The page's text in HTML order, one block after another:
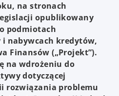
na stronach
opublikowany
podmiotach
i nabywcach kredytów,
Finansów („Projekt”).
na wdrożeniu do
dotyczącej
rozwiązania problemu